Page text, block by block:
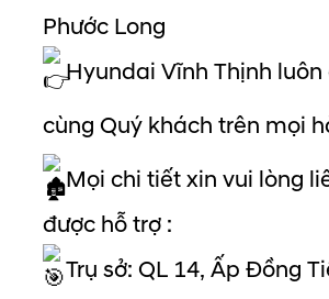
Phước Long
Hyundai Vĩnh Thịnh luôn
cùng Quý khách trên mọi
Mọi chi tiết xin vui lòng
được hỗ trợ :
Trụ sở: QL 14, Ấp Đồng